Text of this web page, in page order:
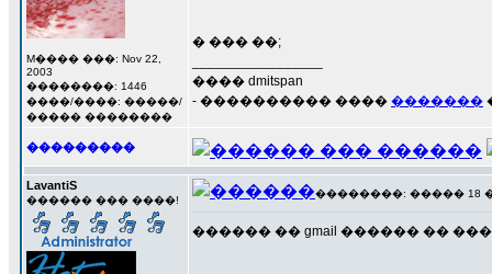
M���� ���: Nov 22,
2003
��������: 1446
����/����: �����/
����� ��������
� ��� ��;
���� dmitspan
- ���������� ���� �������
���������
LavantiS
������ ��� ����!
��������: ����� 18 ���
������ �� gmail ������ ��